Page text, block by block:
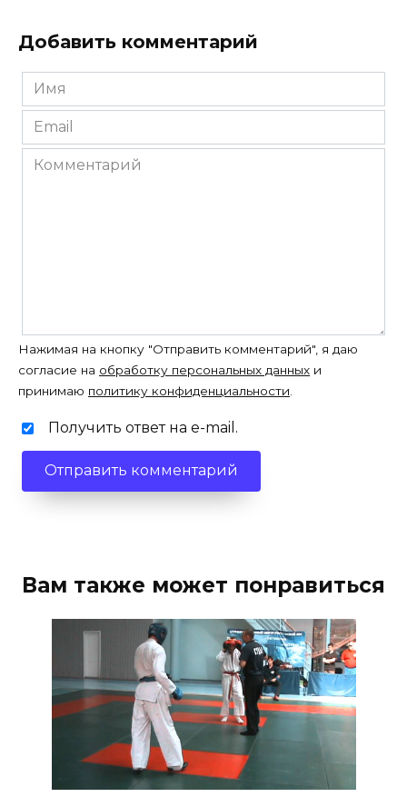
Добавить комментарий
Имя
*
Email
*
Комментарий
Нажимая на кнопку "Отправить комментарий", я даю
согласие на обработку персональных данных и
принимаю политику конфиденциальности
Получить ответ на e-mail.
Вам также может понравиться